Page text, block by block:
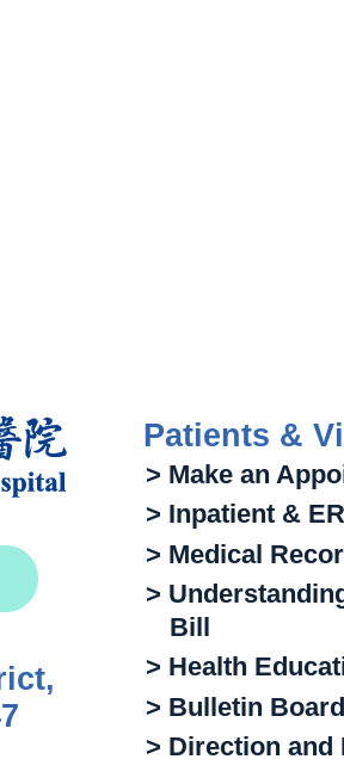
Patients &
> Make an
> Inpatient &
> Medical
>
Bill
> Health
> Bulletin Board
> Direction and